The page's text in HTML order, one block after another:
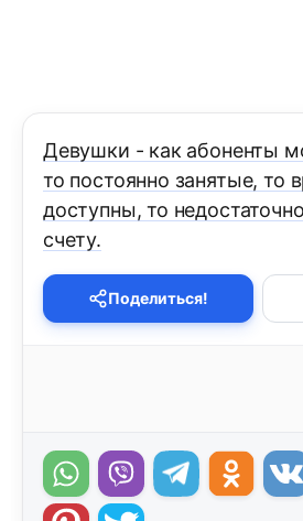
Девушки - как абоненты
то постоянно занятые, то
доступны, то
счету.
Поделиться!